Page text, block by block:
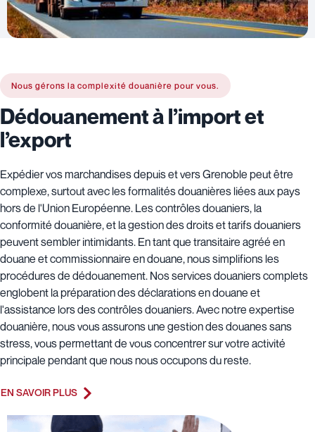
Nous gérons la complexité douanière pour vous.
Dédouanement à l’import et
l’export
Expédier vos marchandises depuis et vers Grenoble peut être
complexe, surtout avec les formalités douanières liées aux pays
hors de l'Union Européenne. Les contrôles douaniers, la
conformité douanière, et la gestion des droits et tarifs douaniers
peuvent sembler intimidants. En tant que transitaire agréé en
douane et commissionnaire en douane, nous simplifions les
procédures de dédouanement. Nos services douaniers complets
englobent la préparation des déclarations en douane et
l'assistance lors des contrôles douaniers. Avec notre expertise
douanière, nous vous assurons une gestion des douanes sans
stress, vous permettant de vous concentrer sur votre activité
principale pendant que nous nous occupons du reste.
EN SAVOIR PLUS